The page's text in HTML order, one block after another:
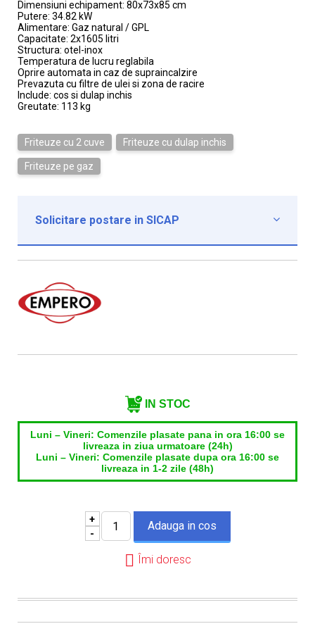
Dimensiuni echipament: 80x73x85 cm
Putere: 34.82 kW
Alimentare: Gaz natural / GPL
Capacitate: 2x1605 litri
Structura: otel-inox
Temperatura de lucru reglabila
Oprire automata in caz de supraincalzire
Prevazuta cu filtre de ulei si zona de racire
Include: cos si dulap inchis
Greutate: 113 kg
Friteuze cu 2 cuve Friteuze cu dulap inchis
Friteuze pe gaz
Solicitare postare in SICAP 
Institutie*
Nume contact*
IN STOC
Luni – Vineri: Comenzile plasate pana in ora 16:00 se
livreaza in ziua urmatoare (24h)
Luni – Vineri: Comenzile plasate dupa ora 16:00 se
livreaza in 1-2 zile (48h)
+
-
Îmi doresc